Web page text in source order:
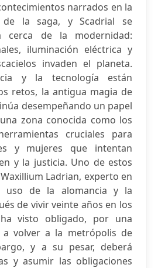
narrados en la
la saga, y Scadrial se
cerca de la modernidad:
iluminación eléctrica y
invaden el planeta.
y la tecnología están
retos, la antigua magia de
desempeñando un papel
zona conocida como los
cruciales para
y mujeres que intentan
y la justicia. Uno de estos
Ladrian, experto en
uso de la alomancia y la
de vivir veinte años en los
visto obligado, por una
a volver a la metrópolis de
y a su pesar, deberá
y asumir las obligaciones